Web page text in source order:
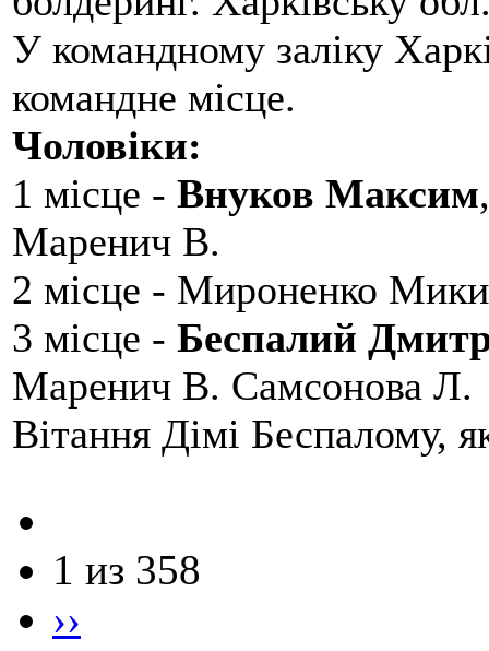
У командному заліку
командне місце.
Чоловіки:
1 місце - Внуков Максим
Маренич В.
2 місце - Мироненко
3 місце - Беспалий
Маренич В. Самсонова Л.
Вітання Дімі Беспалому,
1 из 358
››